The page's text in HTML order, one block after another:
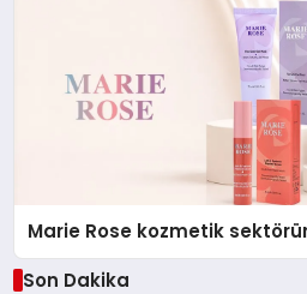
Marie Rose kozmetik
Son Dakika